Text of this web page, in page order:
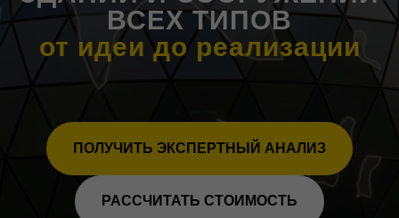
ВСЕХ ТИПОВ
от идеи до реализации
ПОЛУЧИТЬ ЭКСПЕРТНЫЙ АНАЛИЗ
РАССЧИТАТЬ СТОИМОСТЬ